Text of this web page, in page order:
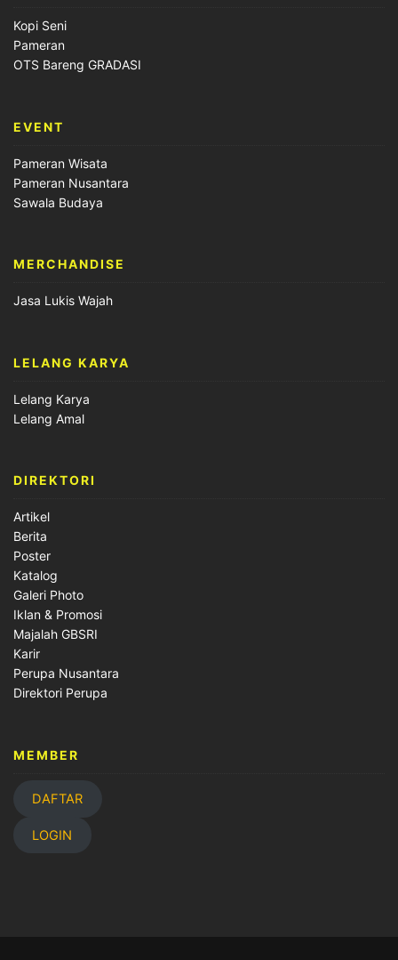
Kopi Seni
Pameran
OTS Bareng GRADASI
EVENT
Pameran Wisata
Pameran Nusantara
Sawala Budaya
MERCHANDISE
Jasa Lukis Wajah
LELANG KARYA
Lelang Karya
Lelang Amal
DIREKTORI
Artikel
Berita
Poster
Katalog
Galeri Photo
Iklan & Promosi
Majalah GBSRI
Karir
Perupa Nusantara
Direktori Perupa
MEMBER
DAFTAR
LOGIN